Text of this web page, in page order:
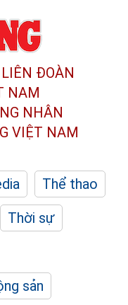
LIÊN ĐOÀN
NAM
NHÂN
VIỆT NAM
Thể thao
Thời sự
sản